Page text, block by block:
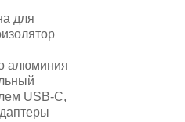
для
алюминия
USB-C,